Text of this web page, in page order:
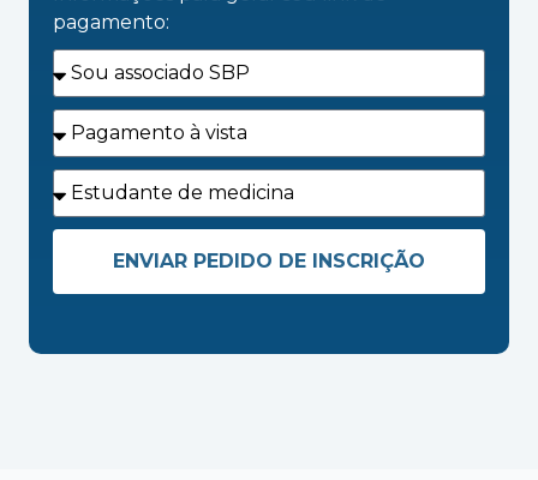
pagamento:
ENVIAR PEDIDO DE INSCRIÇÃO